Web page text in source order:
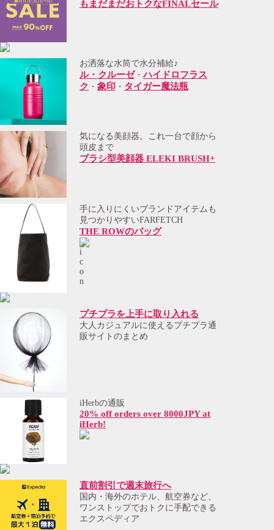
もまだまだおトクなFINALセール
お洒落な水筒で水分補給♪
ル・クルーゼ・ハイドロフラス
ク ・ 象印 ・ タイガー魔法瓶
気になる美顔器。これ一台で顔から
頭皮まで
ブラシ型美顔器 ELEKI BRUSH+
手に入りにくいブランドアイテムも
見つかりやすいFARFETCH
THE ROWのバッグ
プチプラを上手に取り入れる
大人カジュアルに使えるプチプラ通
販サイトのまとめ
iHerbの通販
20% off orders over 8000JPY at
iHerb!
直前割引で週末旅行へ
国内・海外のホテル、航空券など、
ワンストップでおトクに手配できる
エクスペディア